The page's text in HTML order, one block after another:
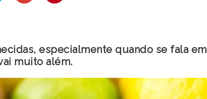
especialmente quando se fala em
muito além.